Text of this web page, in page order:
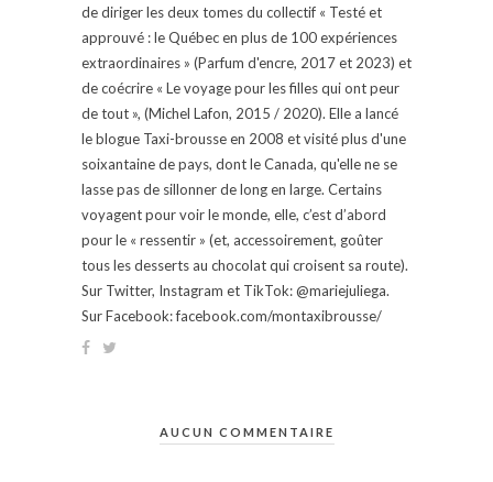
de diriger les deux tomes du collectif « Testé et
approuvé : le Québec en plus de 100 expériences
extraordinaires » (Parfum d'encre, 2017 et 2023) et
de coécrire « Le voyage pour les filles qui ont peur
de tout », (Michel Lafon, 2015 / 2020). Elle a lancé
le blogue Taxi-brousse en 2008 et visité plus d'une
soixantaine de pays, dont le Canada, qu'elle ne se
lasse pas de sillonner de long en large. Certains
voyagent pour voir le monde, elle, c’est d’abord
pour le « ressentir » (et, accessoirement, goûter
tous les desserts au chocolat qui croisent sa route).
Sur Twitter, Instagram et TikTok: @mariejuliega.
Sur Facebook: facebook.com/montaxibrousse/
AUCUN COMMENTAIRE